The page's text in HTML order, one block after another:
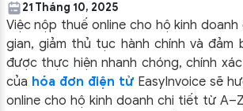
21 Tháng 10, 2025
Việc nộp thuế online cho hộ kinh
gian, giảm thủ tục hành chính và đảm
được thực hiện nhanh chóng, chính
của hóa đơn điện tửEasyInvoice sẽ
online cho hộ kinh doanh chi tiết từ